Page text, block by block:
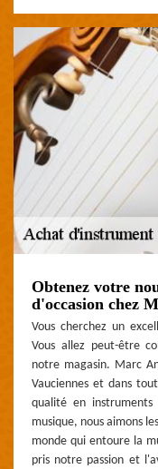
Obtenez votre
d'occasion chez
Vous cherchez un
Vous allez peut-être
notre magasin. Marc
Vauciennes et dans
qualité en instruments
musique, nous aimons
monde qui entoure la
pris notre passion et